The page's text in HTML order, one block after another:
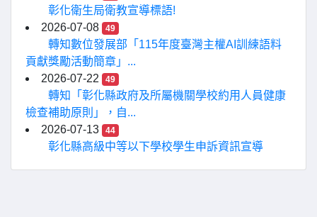
彰化衛生局衛教宣導標語!
2026-07-08
49
轉知數位發展部「115年度臺灣主權AI訓練語料
貢獻獎勵活動簡章」...
2026-07-22
49
轉知「彰化縣政府及所屬機關學校約用人員健康
檢查補助原則」，自...
2026-07-13
44
彰化縣高級中等以下學校學生申訴資訊宣導